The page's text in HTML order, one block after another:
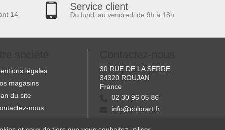
14
Service client
Du lundi au vendredi de 9h à 18h
légales
magasins
du site
nous
30 RUE DE LA SERRE
34320 ROUJAN
France
02 30 96 05 86
info@colorart.fr